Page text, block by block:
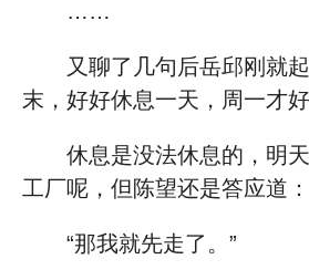
……
又聊了几句后岳邱刚就
末，好好休息一天，周一才
休息是没法休息的，明
工厂呢，但陈望还是答应道
“那我就先走了。”